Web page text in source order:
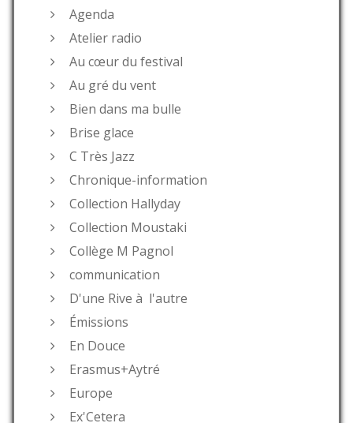
Agenda
Atelier radio
Au cœur du festival
Au gré du vent
Bien dans ma bulle
Brise glace
C Très Jazz
Chronique-information
Collection Hallyday
Collection Moustaki
Collège M Pagnol
communication
D'une Rive à l'autre
Émissions
En Douce
Erasmus+Aytré
Europe
Ex'Cetera